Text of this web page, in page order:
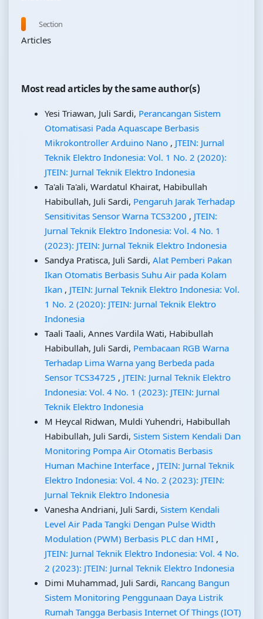
Section
Articles
Most read articles by the same author(s)
Yesi Triawan, Juli Sardi, Perancangan Sistem
Otomatisasi Pada Aquascape Berbasis
Mikrokontroller Arduino Nano , JTEIN: Jurnal
Teknik Elektro Indonesia: Vol. 1 No. 2 (2020):
JTEIN: Jurnal Teknik Elektro Indonesia
Ta'ali Ta'ali, Wardatul Khairat, Habibullah
Habibullah, Juli Sardi, Pengaruh Jarak Terhadap
Sensitivitas Sensor Warna TCS3200 , JTEIN:
Jurnal Teknik Elektro Indonesia: Vol. 4 No. 1
(2023): JTEIN: Jurnal Teknik Elektro Indonesia
Sandya Pratisca, Juli Sardi, Alat Pemberi Pakan
Ikan Otomatis Berbasis Suhu Air pada Kolam
Ikan , JTEIN: Jurnal Teknik Elektro Indonesia: Vol.
1 No. 2 (2020): JTEIN: Jurnal Teknik Elektro
Indonesia
Taali Taali, Annes Vardila Wati, Habibullah
Habibullah, Juli Sardi, Pembacaan RGB Warna
Terhadap Lima Warna yang Berbeda pada
Sensor TCS34725 , JTEIN: Jurnal Teknik Elektro
Indonesia: Vol. 4 No. 1 (2023): JTEIN: Jurnal
Teknik Elektro Indonesia
M Heycal Ridwan, Muldi Yuhendri, Habibullah
Habibullah, Juli Sardi, Sistem Sistem Kendali Dan
Monitoring Pompa Air Otomatis Berbasis
Human Machine Interface , JTEIN: Jurnal Teknik
Elektro Indonesia: Vol. 4 No. 2 (2023): JTEIN:
Jurnal Teknik Elektro Indonesia
Vanesha Andriani, Juli Sardi, Sistem Kendali
Level Air Pada Tangki Dengan Pulse Width
Modulation (PWM) Berbasis PLC dan HMI ,
JTEIN: Jurnal Teknik Elektro Indonesia: Vol. 4 No.
2 (2023): JTEIN: Jurnal Teknik Elektro Indonesia
Dimi Muhammad, Juli Sardi, Rancang Bangun
Sistem Monitoring Penggunaan Daya Listrik
Rumah Tangga Berbasis Internet Of Things (IOT)